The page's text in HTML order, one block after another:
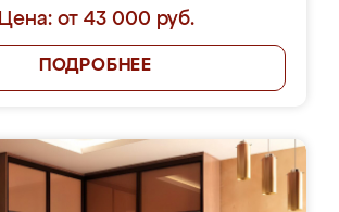
Цена: от 43 000 руб.
ПОДРОБНЕЕ